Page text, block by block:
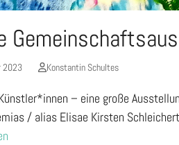
2023 Konstantin Schultes
– eine große
/ alias Elisae Kirsten